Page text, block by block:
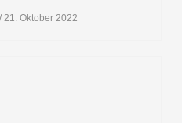
21. Oktober 2022